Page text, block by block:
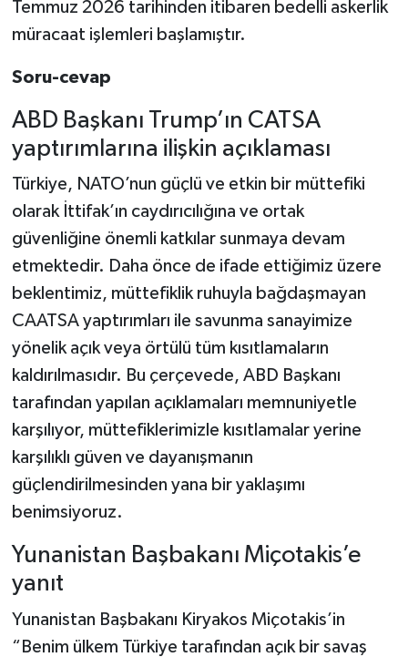
Temmuz 2026 tarihinden itibaren bedelli askerlik
müracaat işlemleri başlamıştır.
Soru-cevap
ABD Başkanı Trump’ın CATSA
yaptırımlarına ilişkin açıklaması
Türkiye, NATO’nun güçlü ve etkin bir müttefiki
olarak İttifak’ın caydırıcılığına ve ortak
güvenliğine önemli katkılar sunmaya devam
etmektedir. Daha önce de ifade ettiğimiz üzere
beklentimiz, müttefiklik ruhuyla bağdaşmayan
CAATSA yaptırımları ile savunma sanayimize
yönelik açık veya örtülü tüm kısıtlamaların
kaldırılmasıdır. Bu çerçevede, ABD Başkanı
tarafından yapılan açıklamaları memnuniyetle
karşılıyor, müttefiklerimizle kısıtlamalar yerine
karşılıklı güven ve dayanışmanın
güçlendirilmesinden yana bir yaklaşımı
benimsiyoruz.
Yunanistan Başbakanı Miçotakis’e
yanıt
Yunanistan Başbakanı Kiryakos Miçotakis’in
“Benim ülkem Türkiye tarafından açık bir savaş